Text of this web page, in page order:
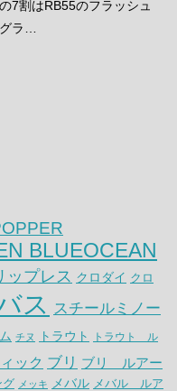
7割はRB55のフラッシュ
ラ…
BLUEOCEAN
ップレス クロダイ クロ
ス スチールミノー
チヌ トラウト トラウト ル
ック ブリ ブリ ルアー
グ メッキ メバル メバル ルア